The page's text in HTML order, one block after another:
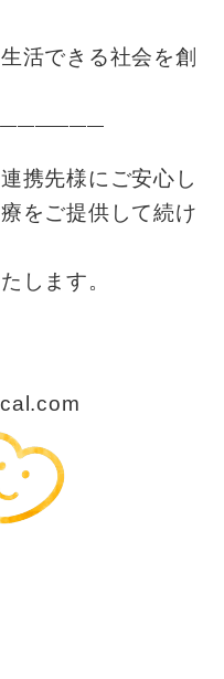
活できる社会を創
携先様にご安心し
をご提供して続け
します。